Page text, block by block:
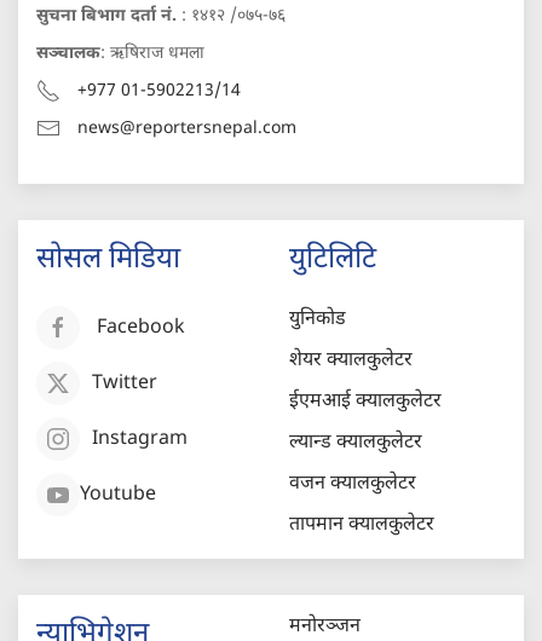
सुचना बिभाग दर्ता नं. : १४१२ /०७५-७६
सञ्चालक: ऋषिराज धमला
+977 01-5902213/14
news@reportersnepal.com
सोसल मिडिया
Facebook
Twitter
Instagram
Youtube
युटिलिटि
युनिकोड
शेयर क्यालकुलेटर
ईएमआई क्यालकुलेटर
ल्यान्ड क्यालकुलेटर
वजन क्यालकुलेटर
तापमान क्यालकुलेटर
मनोरञ्जन